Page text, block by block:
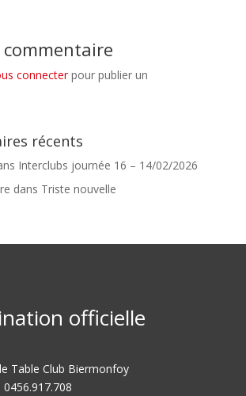
commentaire
connecterpour publier un
récents
Interclubs journée 16 – 14/02/2026
dans Triste nouvelle
officielle
Table Club Biermonfoy
0456.917.708